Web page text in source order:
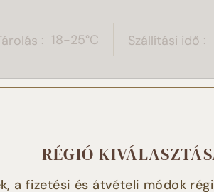
18-25°C Szállítási idő
RÉGIÓ
a fizetési és átvételi módok
sütiket használ!
szintű kiszolgálásához, a